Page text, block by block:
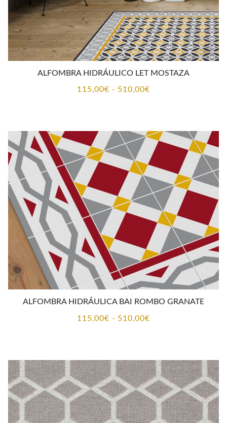
ALFOMBRA HIDRÁULICO LET MOSTAZA
115,00€ - 510,00€Rango
desde
115,00€
hasta
510,00€
ALFOMBRA HIDRÁULICA BAI ROMBO GRANATE
115,00€ - 510,00€Rango
desde
115,00€
hasta
510,00€